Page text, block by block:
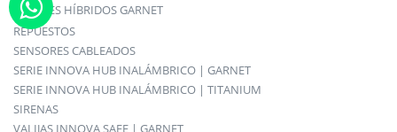
PANELES HÍBRIDOS GARNET
REPUESTOS
SENSORES CABLEADOS
SERIE INNOVA HUB INALÁMBRICO | GARNET
SERIE INNOVA HUB INALÁMBRICO | TITANIUM
SIRENAS
VALIJAS INNOVA SAFE | GARNET